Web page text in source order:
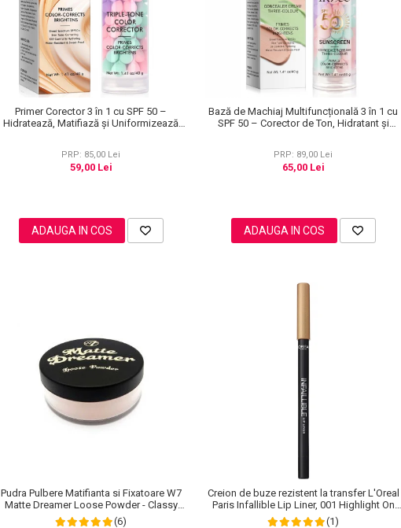
Primer Corector 3 în 1 cu SPF 50 –
Hidratează, Matifiază și Uniformizează
PRP: 85,00 Lei
59,00 Lei
ADAUGA IN COS
Bază de Machiaj Multifuncțională 3 în 1 cu
SPF 50 – Corector de Ton, Hidratant și
PRP: 89,00 Lei
65,00 Lei
ADAUGA IN COS
Pudra Pulbere Matifianta si Fixatoare W7
Matte Dreamer Loose Powder - Classy
Cameo, 20g(6)
Creion de buze rezistent la transfer L'Oreal
Paris Infallible Lip Liner, 001 Highlight On
Point
(1)